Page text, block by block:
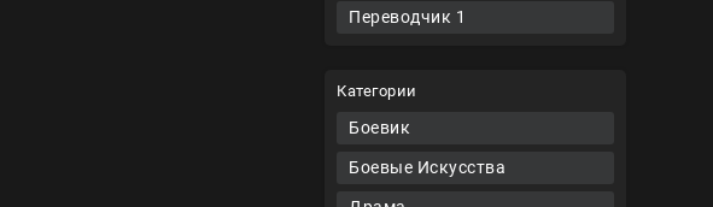
Переводчик 1
Категории
Боевик
Боевые Искусства